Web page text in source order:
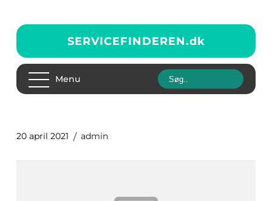
SERVICEFINDEREN.dk
Menu
20 april 2021 admin